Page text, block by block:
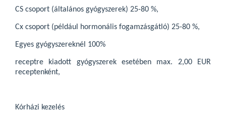
CS csoport (általános gyógyszerek) 25-80 %,
Cx csoport (például hormonális fogamzásgátló) 25-80 %,
Egyes gyógyszereknél 100%
receptre kiadott gyógyszerek esetében max. 2,00 EUR
receptenként,
Kórházi kezelés